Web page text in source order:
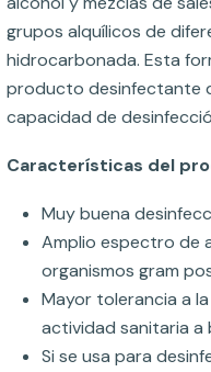
grupos alquílicos de
hidrocarbonada. Esta
producto desinfectante
capacidad de
Características del
Muy buena
Amplio espectro de
organismos gram
Mayor tolerancia a
actividad sanitaria a
Si se usa para